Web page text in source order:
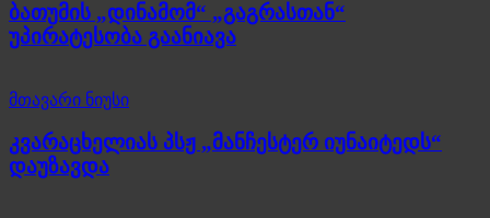
ბათუმის „დინამომ“ „გაგრასთან“
უპირატესობა გაანიავა
მთავარი ნიუსი
კვარაცხელიას პსჟ „მანჩესტერ იუნაიტედს“
დაუზავდა